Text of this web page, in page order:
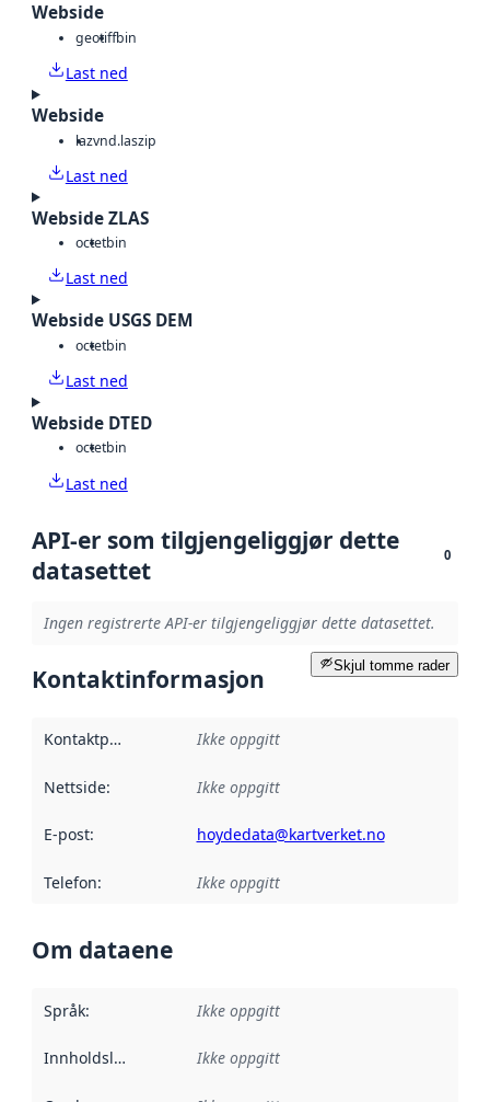
Webside
geotiffbin
Last ned
Webside
lazvnd.laszip
Last ned
Webside ZLAS
octetbin
Last ned
Webside USGS DEM
octetbin
Last ned
Webside DTED
octetbin
Last ned
API-er som tilgjengeliggjør dette
datasettet
0
Ingen registrerte API-er tilgjengeliggjør dette datasettet.
Skjul tomme rader
Kontaktinformasjon
Kontaktpunkt Ikke oppgitt
Nettside: Ikke oppgitt
E-post: hoydedata@kartverket.no
Telefon: Ikke oppgitt
Om dataene
Språk: Ikke oppgitt
Innholdsleverandører :
Ikke oppgitt